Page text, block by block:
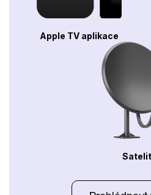
Apple TV aplikace
Satelit